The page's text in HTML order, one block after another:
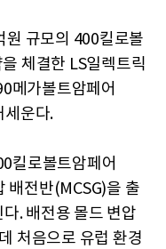
원 규모의 400킬로볼
체결한 LS일렉트릭
메가볼트암페어
세운다.
킬로볼트암페어
배전반(MCSG)을 출
. 배전용 몰드 변압
처음으로 유럽 환경